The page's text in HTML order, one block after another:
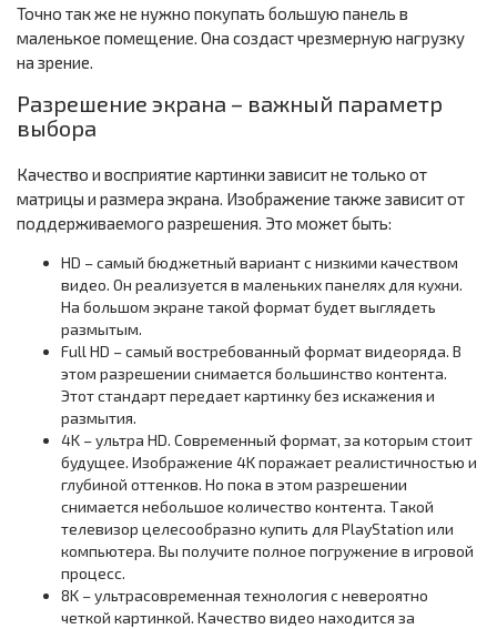
Точно так же не нужно покупать большую панель в
маленькое помещение. Она создаст чрезмерную нагрузку
на зрение.
Разрешение экрана – важный параметр
выбора
Качество и восприятие картинки зависит не только от
матрицы и размера экрана. Изображение также зависит от
поддерживаемого разрешения. Это может быть:
HD – самый бюджетный вариант с низкими качеством
видео. Он реализуется в маленьких панелях для кухни.
На большом экране такой формат будет выглядеть
размытым.
Full HD – самый востребованный формат видеоряда. В
этом разрешении снимается большинство контента.
Этот стандарт передает картинку без искажения и
размытия.
4K – ультра HD. Современный формат, за которым стоит
будущее. Изображение 4K поражает реалистичностью и
глубиной оттенков. Но пока в этом разрешении
снимается небольшое количество контента. Такой
телевизор целесообразно купить для PlayStation или
компьютера. Вы получите полное погружение в игровой
процесс.
8K – ультрасовременная технология с невероятно
четкой картинкой. Качество видео находится за